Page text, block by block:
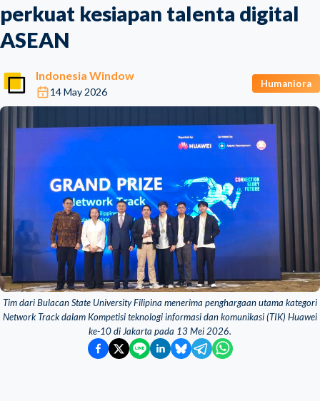
perkuat kesiapan talenta digital
ASEAN
Indonesia Window
14 May 2026
Humaniora
Tim dari Bulacan State University Filipina menerima penghargaan utama kategori
Network Track dalam Kompetisi teknologi informasi dan komunikasi (TIK) Huawei
ke-10 di Jakarta pada 13 Mei 2026.